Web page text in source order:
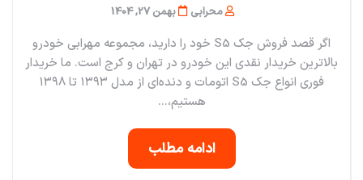
محرابی بهمن 27, 1404
اگر قصد فروش جک S5 خود را دارید، مجموعه مهرابی خودرو
بالاترین خریدار نقدی این خودرو در تهران و کرج است. ما خریدار
فوری انواع جک S5 اتومات و دنده‌ای از مدل ۱۳۹۳ تا ۱۳۹۸
هستیم،...
ادامه مطلب